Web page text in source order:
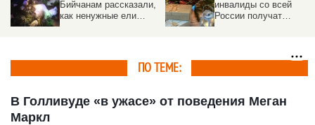
Бийчанам рассказали,
как ненужные ели
инвалиды со всей
России получат
ПО ТЕМЕ:
В Голливуде «в ужасе» от поведения Меган
Маркл